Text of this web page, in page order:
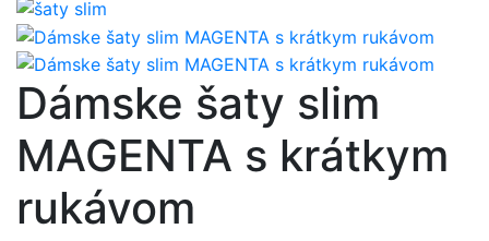
Dámske šaty slim
MAGENTA s krátkym
rukávom